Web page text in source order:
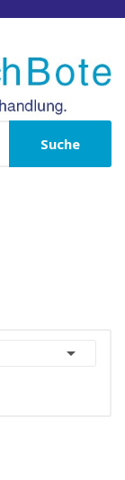
Suche
